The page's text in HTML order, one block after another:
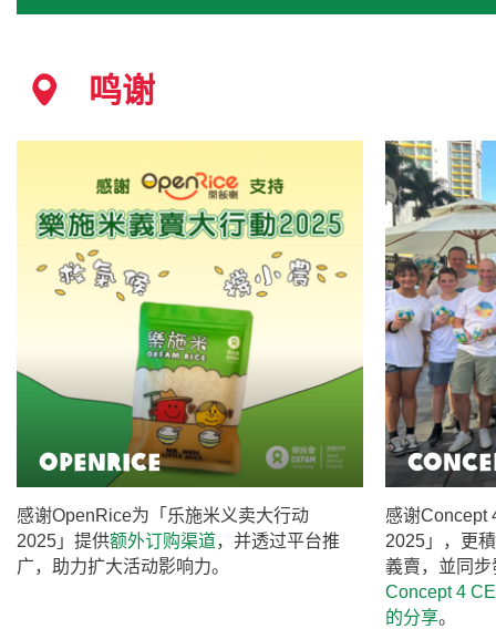
鸣谢
Openrice
感谢OpenRice为「乐施米义卖大行动
2025」提供额外订购渠道，并透过平台推
广，助力扩大活动影响力。
感谢Concept
2025」，更
義賣，並同
Concept 4
的分享。